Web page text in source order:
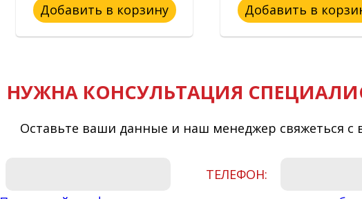
Добавить в корзину Добавить в
НУЖНА КОНСУЛЬТАЦИЯ
Оставьте ваши данные и наш менеджер свяжеться с
ТЕЛЕФОН: